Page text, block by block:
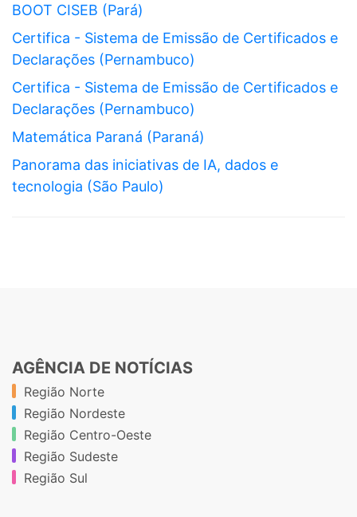
BOOT CISEB (Pará)
Certifica - Sistema de Emissão de Certificados e
Declarações (Pernambuco)
Certifica - Sistema de Emissão de Certificados e
Declarações (Pernambuco)
Matemática Paraná (Paraná)
Panorama das iniciativas de IA, dados e
tecnologia (São Paulo)
AGÊNCIA DE NOTÍCIAS
Região Norte
Região Nordeste
Região Centro-Oeste
Região Sudeste
Região Sul